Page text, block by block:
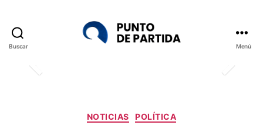
Buscar Menú
Categorías
NOTICIAS POLÍTICA